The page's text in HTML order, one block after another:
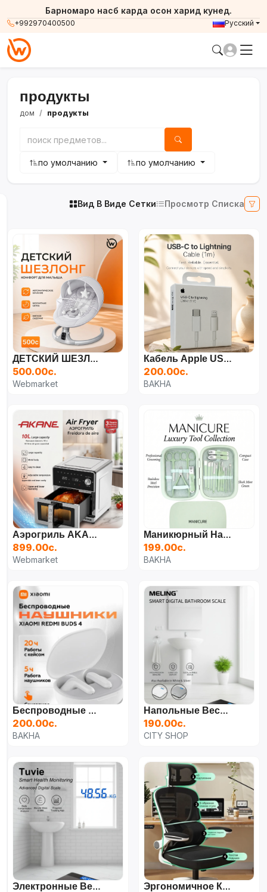
+992970400500
Барномаро насб карда осон харид кунед.
Русский
продукты
дом продукты
по умолчанию по умолчанию
Вид В Виде Сетки Просмотр Списка
ДЕТСКИЙ ШЕЗЛОНГ
500.00с.
Webmarket
Кабель Apple USB-C To Lightning (1 М)
200.00с.
BAKHA
Аэрогриль AKANE A.5398 (10 Л)
899.00с.
Webmarket
Маникюрный Набор Jiameihui (18 Предметов, Нержавеющая Сталь)
199.00с.
BAKHA
Беспроводные Наушники Xiaomi Redmi Buds 4 M2231E1
200.00с.
BAKHA
Напольные Весы Melng Электронные ML-EB5680H До 180 Кг
190.00с.
CITY SHOP
Электронные Весы Эргономичное Кресло (регулируемое)